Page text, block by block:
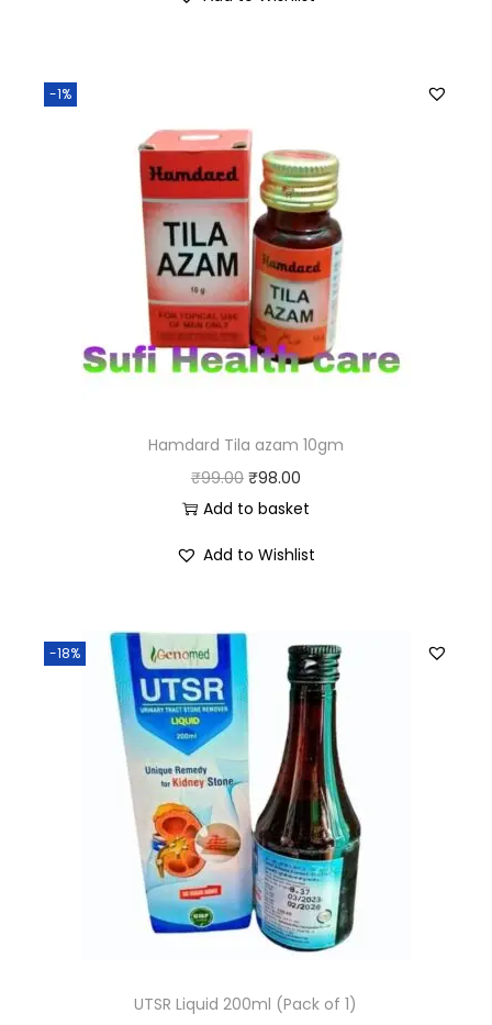
-1%
Hamdard Tila azam 10gm
₹99.00 ₹98.00
Add to basket
Add to Wishlist
-18%
UTSR Liquid 200ml (Pack of 1)